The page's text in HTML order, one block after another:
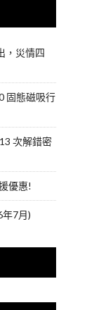
，災情四
固態磁吸行
次解錯密
優惠!
7月)